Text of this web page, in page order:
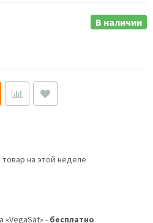
В наличии
на этой неделе
«VegaSat» - бесплатно